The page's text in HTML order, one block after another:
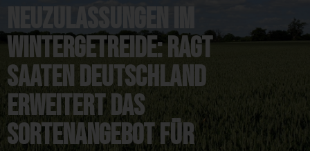
Neuzulassungen im
Wintergetreide: RAGT
Saaten Deutschland
erweitert das
Sortenangebot für